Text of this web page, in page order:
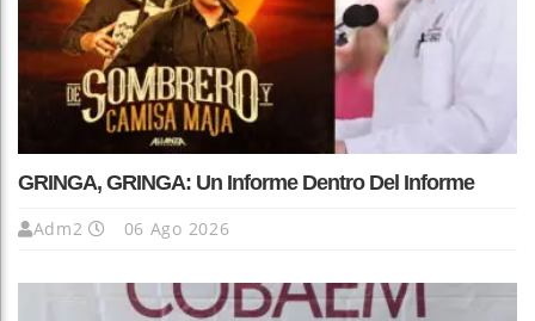
GRINGA, GRINGA: Un Informe Dentro Del Informe
Adm2 06 Ago 2026